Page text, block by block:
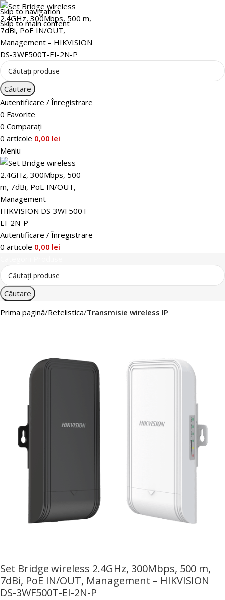
Skip to navigation
Skip to main content
Căutare
Autentificare / Înregistrare
0 Favorite
0 Comparați
0 articole 0,00 lei
Meniu
Autentificare / Înregistrare
0 articole 0,00 lei
Căutare
Prima pagină Retelistica Transmisie wireless IP
Set Bridge wireless 2.4GHz, 300Mbps, 500 m,
7dBi, PoE IN/OUT, Management – HIKVISION
DS-3WF500T-EI-2N-P